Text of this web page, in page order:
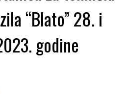
“Blato” 28. i
godine